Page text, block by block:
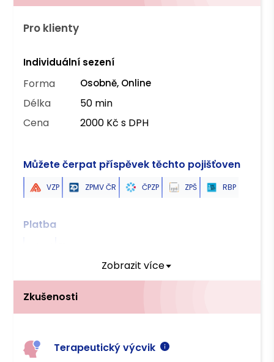
Pro klienty
Individuální sezení
Forma Osobně, Online
Délka
50 min
Cena
2000 Kč s DPH
Můžete čerpat příspěvek těchto pojišťoven
VZP ZPMV ČR ČPZP ZPŠ RBP
Platba
Zobrazit více
Zkušenosti
Terapeutický výcvik